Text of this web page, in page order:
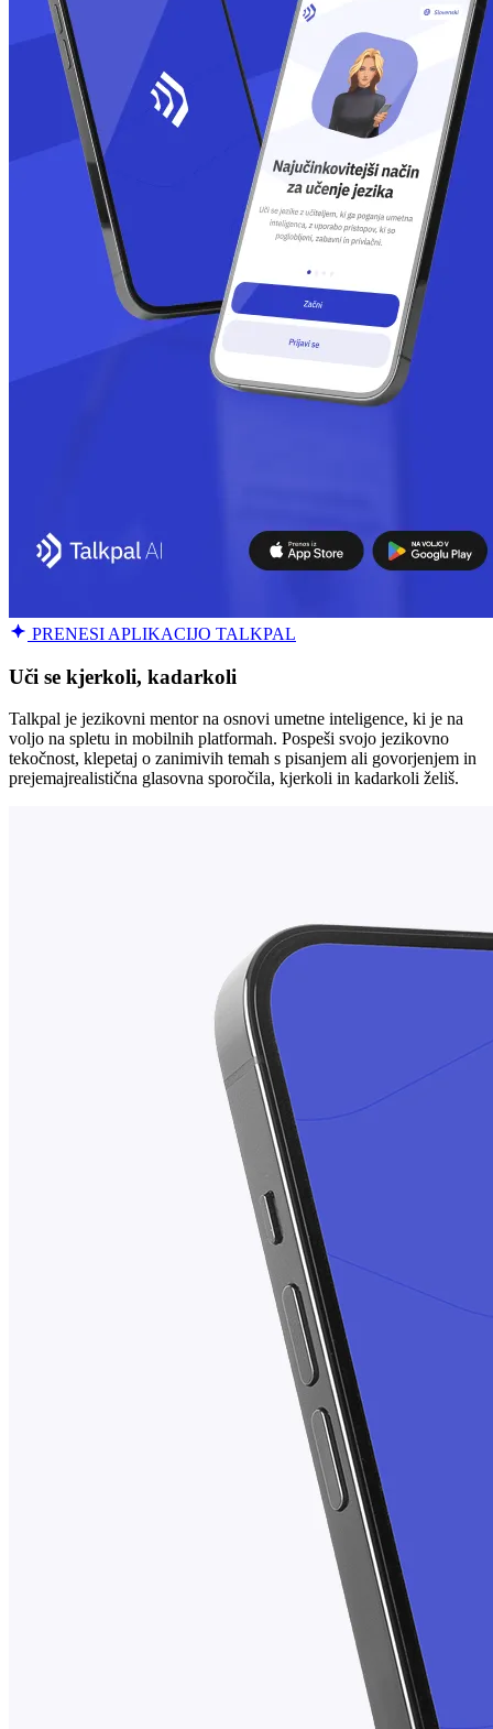
PRENESI APLIKACIJO TALKPAL
Uči se kjerkoli, kadarkoli
Talkpal je jezikovni mentor na osnovi umetne inteligence, ki je na
voljo na spletu in mobilnih platformah. Pospeši svojo jezikovno
tekočnost, klepetaj o zanimivih temah s pisanjem ali govorjenjem in
prejemajrealistična glasovna sporočila, kjerkoli in kadarkoli želiš.